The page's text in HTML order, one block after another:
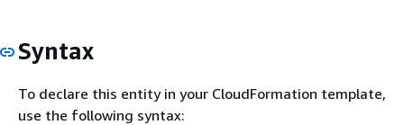
Syntax
To declare this entity in your CloudFormation template,
use the following syntax: